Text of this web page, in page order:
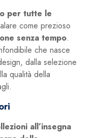
per tutte le
come prezioso
senza tempo.
che nasce
dalla selezione
qualità della
all’insegna